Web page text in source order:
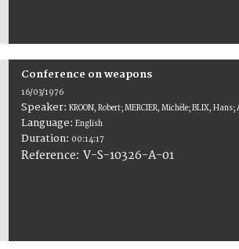
Conference on weapons
16/03/1976
Speaker:KROON, Robert; MERCIER, Michèle; BLIX,
Language:English
Duration: 00:14:17
Reference:V-S-10326-A-01